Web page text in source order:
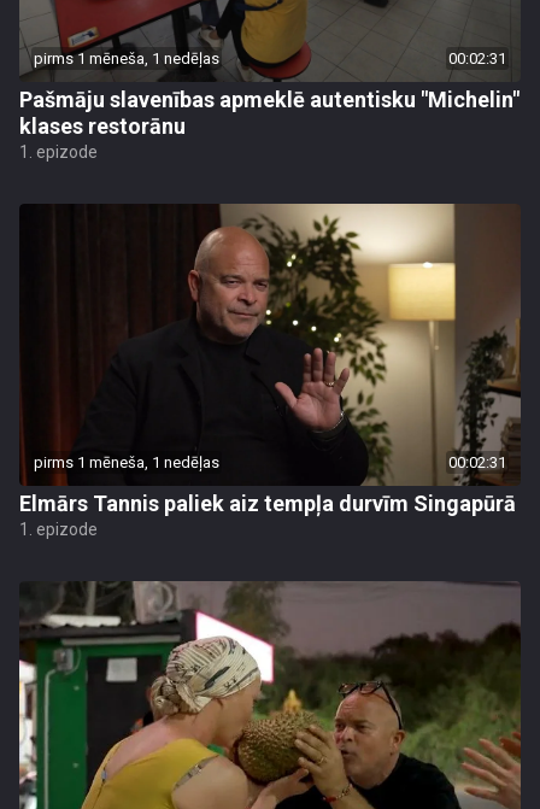
pirms 1 mēneša, 1 nedēļas 00:02:31
Pašmāju slavenības apmeklē autentisku "Michelin"
klases restorānu
1. epizode
pirms 1 mēneša, 1 nedēļas 00:02:31
Elmārs Tannis paliek aiz tempļa durvīm Singapūrā
1. epizode